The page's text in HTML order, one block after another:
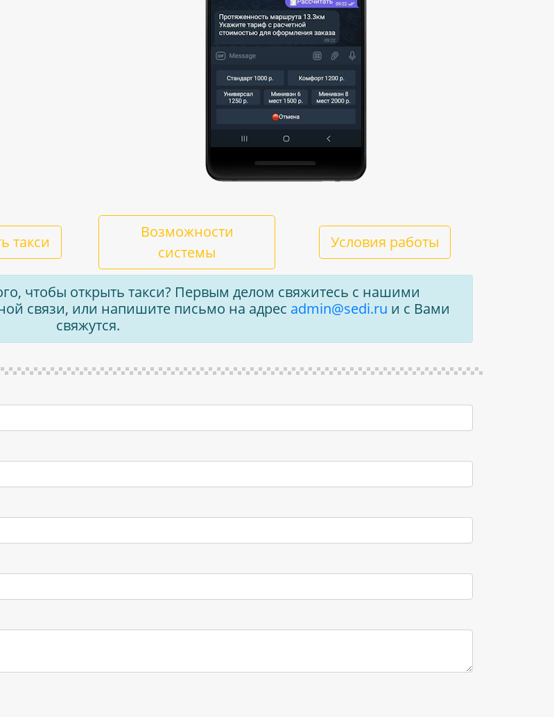
такси
Возможности
системы
Условия работы
чтобы открыть такси? Первым делом свяжитесь с нашими
связи, или напишите письмо на адрес admin@sedi.ru и с Вами
свяжутся.